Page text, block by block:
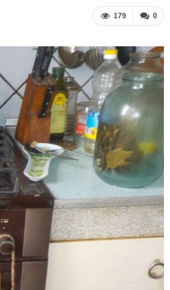
0
179